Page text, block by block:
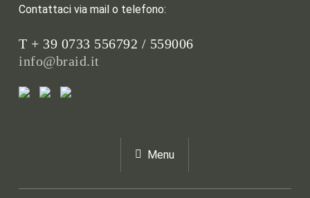
Contattaci via mail o telefono:
T + 39 0733 556792 / 559006
info@braid.it
Menu